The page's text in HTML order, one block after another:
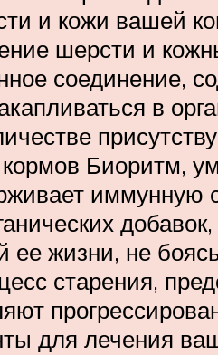
и кожи вашей
шерсти и
соединение,
в
Биоритм,
иммунную
ее жизни, не
старения,
для лечения